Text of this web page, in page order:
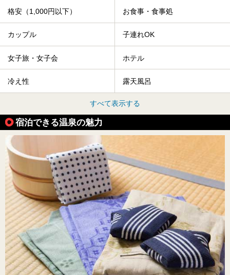
格安（1,000円以下） お食事・食事処
カップル 子連れOK
女子旅・女子会 ホテル
冷え性 露天風呂
すべて表示する
宿泊できる温泉の魅力